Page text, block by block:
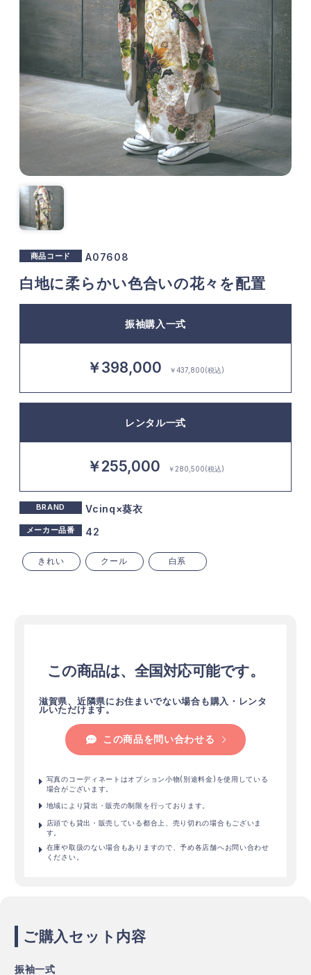
商品コード A07608
白地に柔らかい色合いの花々を配置
振袖購入一式
￥398,000 ￥437,800(税込)
レンタル一式
￥255,000 ￥280,500(税込)
BRAND Vcinq×葵衣
メーカー品番 42
きれい クール 白系
この商品は、全国対応可能です。
滋賀県、近隣県にお住まいでない場合も購入・レンタ
ルいただけます。
この商品を問い合わせる
写真のコーディネートはオプション小物(別途料金)を使用している
場合がございます。
地域により貸出・販売の制限を行っております。
店頭でも貸出・販売している都合上、売り切れの場合もございま
す。
在庫や取扱のない場合もありますので、予め各店舗へお問い合わせ
ください。
ご購入セット内容
振袖一式